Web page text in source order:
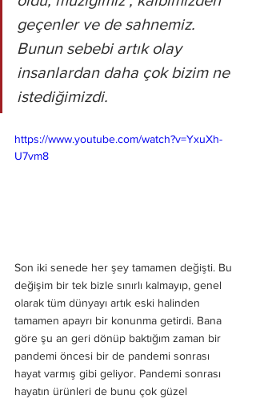
geçenler ve de sahnemiz.
Bunun sebebi artık olay
insanlardan daha çok bizim ne
istediğimizdi.
https://www.youtube.com/watch?v=YxuXh-
U7vm8
Son iki senede her şey tamamen değişti. Bu
değişim bir tek bizle sınırlı kalmayıp, genel
olarak tüm dünyayı artık eski halinden
tamamen apayrı bir konunma getirdi. Bana
göre şu an geri dönüp baktığım zaman bir
pandemi öncesi bir de pandemi sonrası
hayat varmış gibi geliyor. Pandemi sonrası
hayatın ürünleri de bunu çok güzel